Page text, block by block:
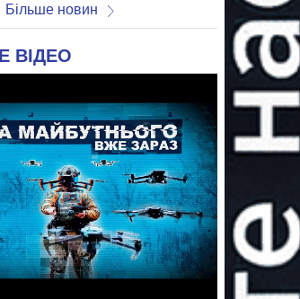
Більше новин
ВІДЕО